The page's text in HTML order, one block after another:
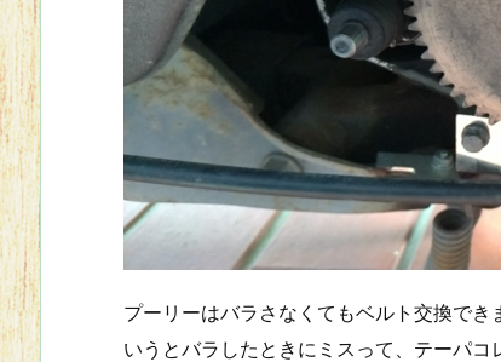
プーリーはバラさなくてもベルト交換で
いうとバラしたときにミスって、テーパ